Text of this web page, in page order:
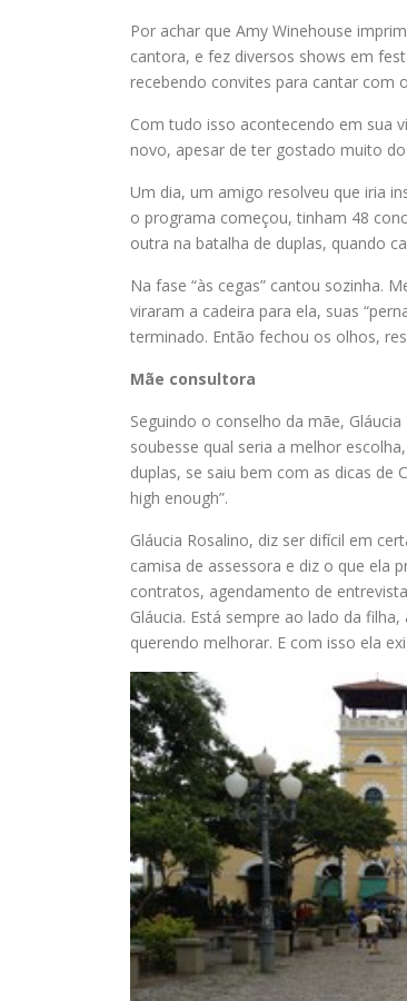
Por achar que Amy Winehouse
cantora, e fez diversos shows em
recebendo convites para cantar com
Com tudo isso acontecendo em sua
novo, apesar de ter gostado muito
Um dia, um amigo resolveu que iria
o programa começou, tinham 48
outra na batalha de duplas, quando
Na fase “às cegas” cantou sozinha.
viraram a cadeira para ela, suas
terminado. Então fechou os olhos,
Mãe consultora
Seguindo o conselho da mãe,
soubesse qual seria a melhor
duplas, se saiu bem com as dicas de
high enough”.
Gláucia Rosalino, diz ser difícil em
camisa de assessora e diz o que ela
contratos, agendamento de
Gláucia. Está sempre ao lado da
querendo melhorar. E com isso ela